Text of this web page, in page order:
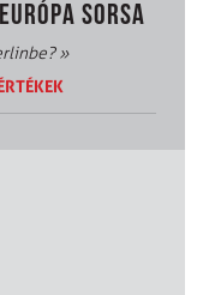
SORSA
»